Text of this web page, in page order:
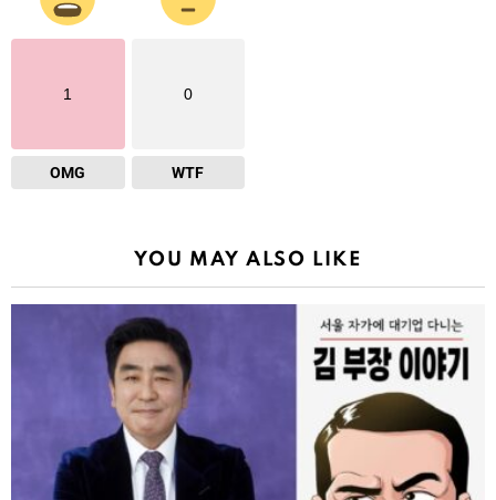
1
OMG
0
WTF
YOU MAY ALSO LIKE